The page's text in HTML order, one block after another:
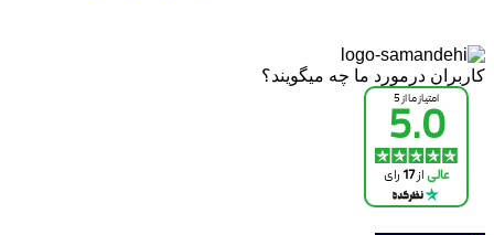
کاربران درمورد ما چه میگویند؟